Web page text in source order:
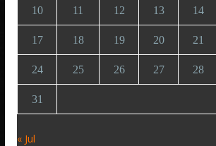
10 11 12 13 14
17 18 19 20 21
24 25 26 27 28
31
« Jul